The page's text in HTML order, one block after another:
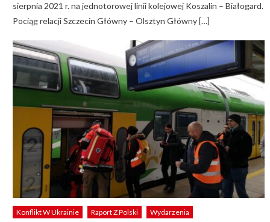
sierpnia 2021 r. na jednotorowej linii kolejowej Koszalin – Białogard.
Pociąg relacji Szczecin Główny – Olsztyn Główny […]
Konflikt W Ukrainie Raport Z Polski Wydarzenia